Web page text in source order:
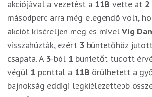
akciójával a vezetést a 11B vette át 2
másodperc arra még elegendő volt,
akciót kíséreljen meg és mivel Vig
visszahúzták, ezért 3 büntetőhöz
csapata. A 3-ból 1 büntetőt tudott
végül 1 ponttal a 11B örülhetett a
bajnokság eddigi legkiélezettebb